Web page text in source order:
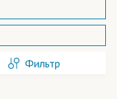
Фильтр